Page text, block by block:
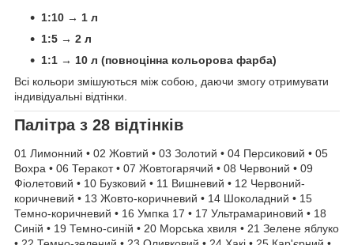
1:10 → 1 л
1:5 → 2 л
1:1 → 10 л (повноцінна кольорова фарба)
Всі кольори змішуються між собою, даючи змогу отримувати
індивідуальні відтінки.
Палітра з 28 відтінків
01 Лимонний • 02 Жовтий • 03 Золотий • 04 Персиковий • 05
Вохра • 06 Теракот • 07 Жовтогарячий • 08 Червоний • 09
Фіолетовий • 10 Бузковий • 11 Вишневий • 12 Червоний-
коричневий • 13 Жовто-коричневий • 14 Шоколадний • 15
Темно-коричневий • 16 Умпка 17 • 17 Ультрамариновий • 18
Синій • 19 Темно-синій • 20 Морська хвиля • 21 Зелене яблуко